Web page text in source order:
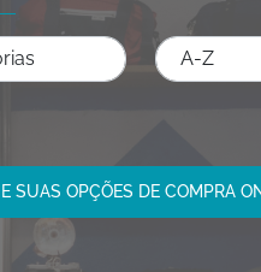
SUAS OPÇÕES DE COMPRA